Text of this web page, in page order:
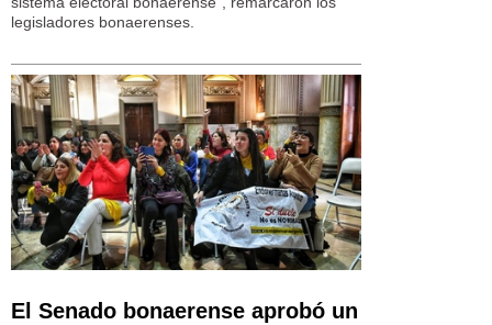
legisladores bonaerenses.
El Senado bonaerense aprobó un